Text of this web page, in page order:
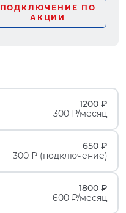
ПОДКЛЮЧЕНИЕ ПО
АКЦИИ
1200 ₽
300 ₽/месяц
650 ₽
300 ₽ (подключение)
1800 ₽
600 ₽/месяц